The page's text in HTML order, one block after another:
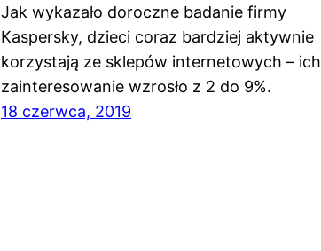
Jak wykazało doroczne badanie firmy
Kaspersky, dzieci coraz bardziej aktywnie
korzystają ze sklepów internetowych – ich
zainteresowanie wzrosło z 2 do 9%.
18 czerwca, 2019